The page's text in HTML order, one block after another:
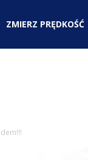
ZMIERZ PRĘDKOŚĆ